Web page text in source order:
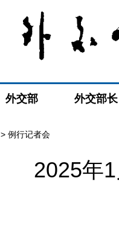
外交部 外交部长
> 例行记者会
2025年